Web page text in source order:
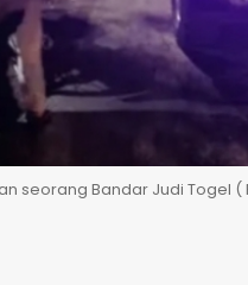
seorang Bandar Judi Togel (